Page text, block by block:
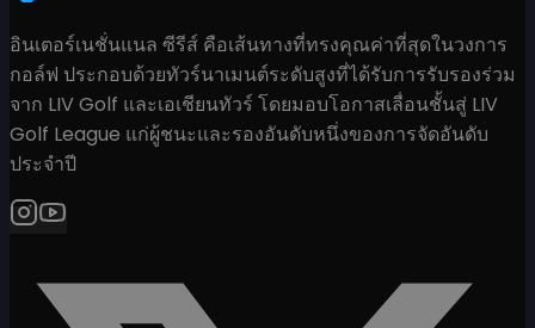
อินเตอร์เนชั่นแนล ซีรีส์ คือเส้นทางที่ทรงคุณค่าที่สุดในวงการ
กอล์ฟ ประกอบด้วยทัวร์นาเมนต์ระดับสูงที่ได้รับการรับรองร่วม
จาก LIV Golf และเอเชียนทัวร์ โดยมอบโอกาสเลื่อนชั้นสู่ LIV
Golf League แก่ผู้ชนะและรองอันดับหนึ่งของการจัดอันดับ
ประจำปี